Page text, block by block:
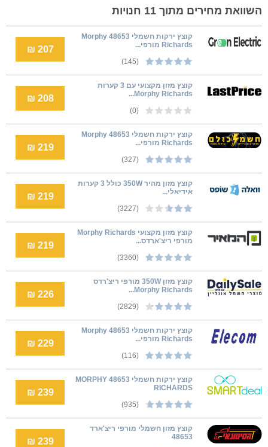
השוואת מחירים מתוך 11 חנויות
‏קוצץ ירקות חשמלי 48653 Morphy
Richards מורפי...
(145)
207 ₪
קוצץ מזון מקצועי עם 3 קערות
Morphy Richards...
(0)
208 ₪
‏קוצץ ירקות חשמלי 48653 Morphy
Richards מורפי...
(327)
219 ₪
קוצץ מזון מהיר 350W כולל 3 קערות
אידיאלי...
(3227)
219 ₪
קוצץ מזון מקצועי Morphy Richards
מורפי ריצ'ארדס...
(3360)
219 ₪
קוצץ מזון 350W מורפי ריצ'רדס
Morphy Richards...
(2829)
226 ₪
קוצץ ירקות חשמלי 48653 Morphy
Richards מורפי...
(116)
229 ₪
‏קוצץ ירקות חשמלי 48653 MORPHY
RICHARDS
(935)
239 ₪
קוצץ מזון חשמלי מורפי ריצ'ארד
48653
239 ₪